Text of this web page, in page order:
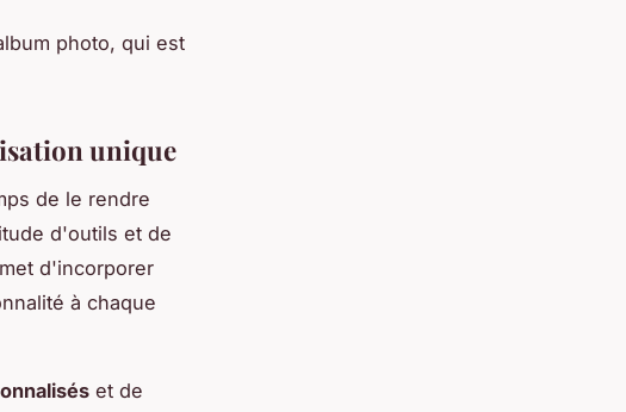
photo, qui est
unique
de le rendre
d'outils et de
d'incorporer
à chaque
et de